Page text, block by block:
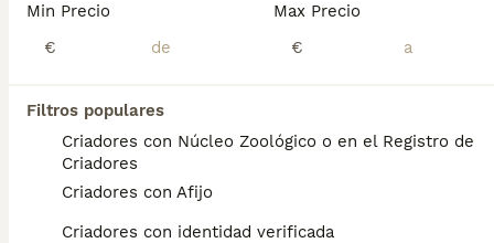
Min Precio
€
Max Precio
€
Filtros populares
Criadores con Núcleo Zoológico o en el Registro de
Criadores
Criadores con Afijo
Criadores con identidad verificada
Preguntas frecuentes
¿Cuáles son los problemas
de salud comunes en los
perros de raza Black and Tan
Coonhound?